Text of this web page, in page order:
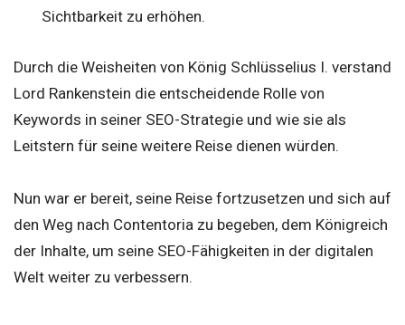
Sichtbarkeit zu erhöhen.
Durch die Weisheiten von König Schlüsselius I. verstand
Lord Rankenstein die entscheidende Rolle von
Keywords in seiner SEO-Strategie und wie sie als
Leitstern für seine weitere Reise dienen würden.
Nun war er bereit, seine Reise fortzusetzen und sich auf
den Weg nach Contentoria zu begeben, dem Königreich
der Inhalte, um seine SEO-Fähigkeiten in der digitalen
Welt weiter zu verbessern.